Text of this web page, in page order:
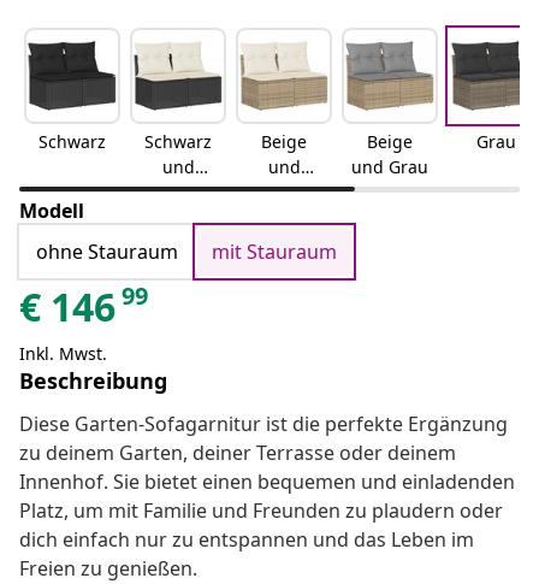
Schwarz
Schwarz
und
Creme
Beige
und
Creme
Beige
und Grau
Grau
Modell
ohne Stauraum
mit Stauraum
€ 14699
Inkl. Mwst.
Beschreibung
Diese Garten-Sofagarnitur ist die perfekte Ergänzung
zu deinem Garten, deiner Terrasse oder deinem
Innenhof. Sie bietet einen bequemen und einladenden
Platz, um mit Familie und Freunden zu plaudern oder
dich einfach nur zu entspannen und das Leben im
Freien zu genießen.